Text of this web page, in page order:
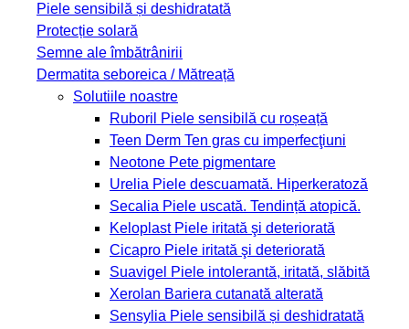
Piele sensibilă și deshidratată
Protecție solară
Semne ale îmbătrânirii
Dermatita seboreica / Mătreață
Solutiile noastre
Ruboril
Piele sensibilă cu roșeață
Teen Derm Ten gras cu imperfecţiuni
Neotone Pete pigmentare
Urelia Piele descuamată. Hiperkeratoză
Secalia Piele uscată. Tendință atopică.
Keloplast Piele iritată şi deteriorată
Cicapro Piele iritată şi deteriorată
Suavigel Piele intolerantă, iritată, slăbită
Xerolan Bariera cutanată alterată
Sensylia Piele sensibilă și deshidratată